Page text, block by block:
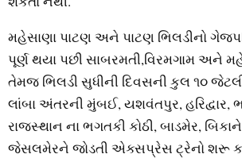
મહેસાણા પાટણ અને પાટણ ભિલડીનો
પૂર્ણ થયા પછી સાબરમતી,વિરમગામ અને
તેમજ ભિલડી સુધીની દિવસની કુલ ૧૦
લાંબા અંતરની મુંબઈ, યશવંતપુર,
રાજસ્થાન ના ભગતકી કોઠી, બાડમેર,
જેસલમેરને જોડતી એક્સપ્રેસ ટ્રેનો શરૂ